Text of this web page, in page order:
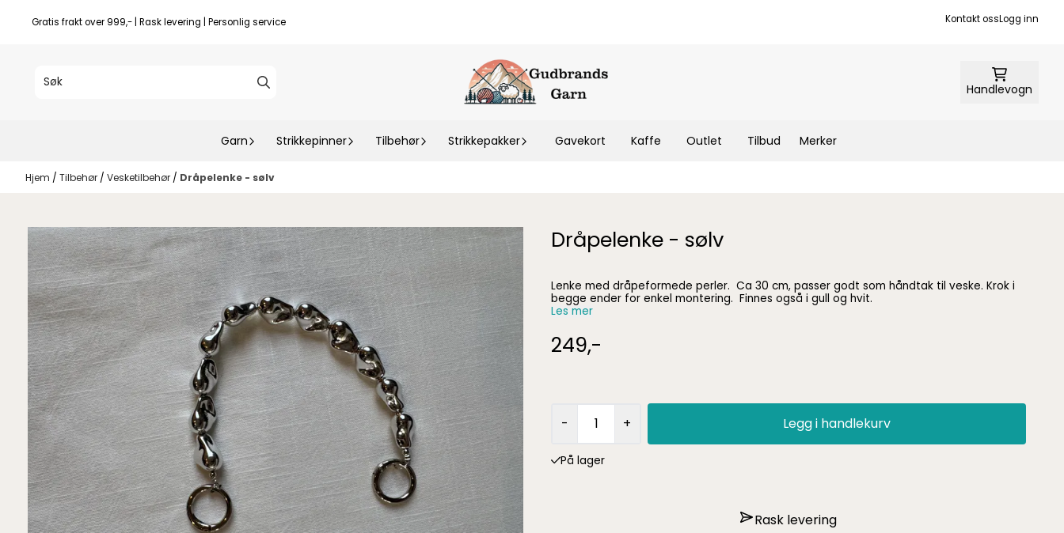
Hopp til innhold
Gratis frakt over 999,- | Rask levering | Personlig service Kontakt ossLogg inn
Handlevogn
Garn Strikkepinner Tilbehør Strikkepakker Gavekort Kaffe Outlet Tilbud Merker
Hjem / Tilbehør / Vesketilbehør / Dråpelenke - sølv
Dråpelenke - sølv
Lenke med dråpeformede perler. Ca 30 cm, passer godt som håndtak til veske. Krok i
begge ender for enkel montering. Finnes også i gull og hvit.
Les mer
249,-
- + Legg i handlekurv
På lager
Rask levering